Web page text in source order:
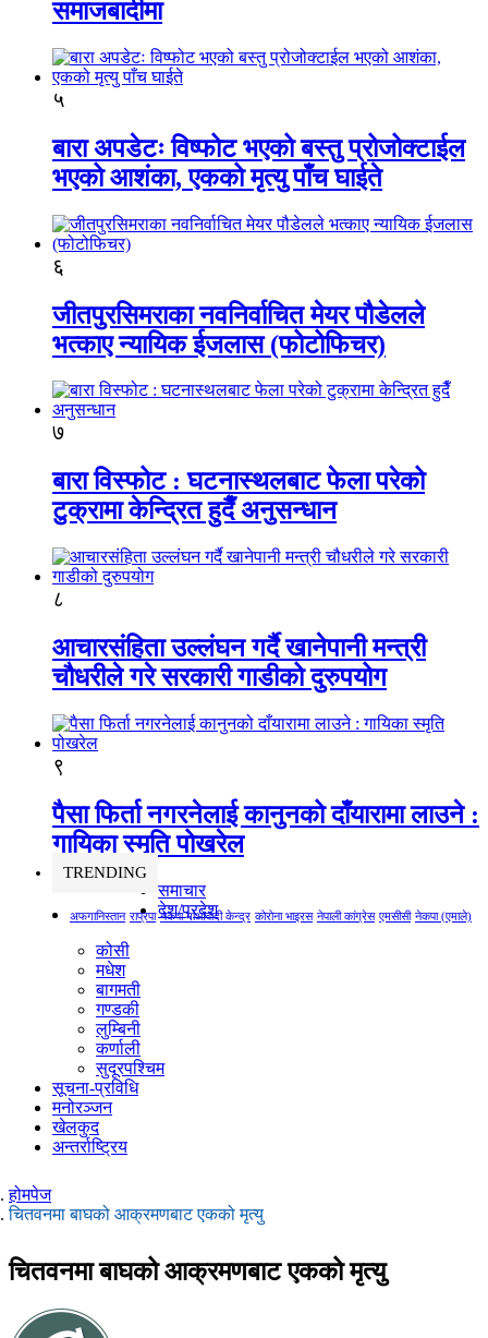
समाजबादीमा
५
बारा अपडेटः विष्फोट भएको बस्तु प्रोजोक्टाईल
भएको आशंका, एकको मृत्यु पाँच घाईते
६
जीतपुरसिमराका नवनिर्वाचित मेयर पौडेलले
भत्काए न्यायिक ईजलास (फोटोफिचर)
७
बारा विस्फोट : घटनास्थलबाट फेला परेको
टुक्रामा केन्द्रित हुदैँ अनुसन्धान
८
आचारसंहिता उल्लंघन गर्दै खानेपानी मन्त्री
चौधरीले गरे सरकारी गाडीको दुरुपयोग
९
पैसा फिर्ता नगरनेलाई कानुनको दाँयारामा लाउने :
गायिका स्‍मृति पोखरेल
TRENDING
अफगानिस्तान राप्रपा नेकपा माओवादी केन्द्र कोरोना भाइरस नेपाली कांग्रेस एमसीसी नेकपा (एमाले)
समाचार
देश/प्रदेश
कोसी
मधेश
बागमती
गण्डकी
लुम्बिनी
कर्णाली
सुदूरपश्चिम
सूचना-प्रविधि
मनोरञ्जन
खेलकुद
अन्तर्राष्ट्रिय
होमपेज
चितवनमा बाघको आक्रमणबाट एकको मृत्यु
चितवनमा बाघको आक्रमणबाट एकको मृत्यु